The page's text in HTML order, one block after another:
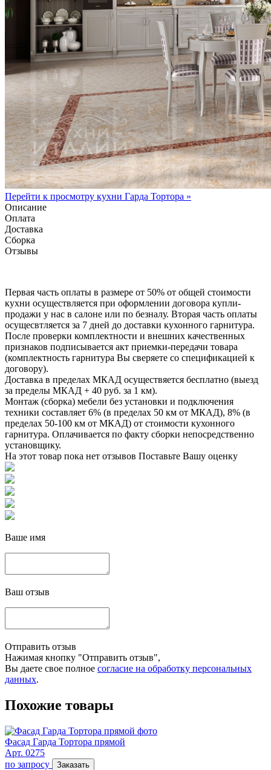
Перейти к просмотру кухни Гарда Тортора »
Описание
Оплата
Доставка
Сборка
Отзывы
Первая часть оплаты в размере от 50% от общей стоимости
кухни осуществляется при оформлении договора купли-
продажи у нас в салоне или по безналу. Вторая часть оплаты
осущесвтляется за 7 дней до доставки кухонного гарнитура.
После проверки комплектности и внешних качественных
признаков подписывается акт приемки-передачи товара
(комплектность гарнитура Вы сверяете со спецификацией к
договору).
Доставка в пределах МКАД осуществяется бесплатно (выезд
за пределы МКАД + 40 руб. за 1 км).
Монтаж (сборка) мебели без установки и подключения
техники составляет 6% (в пределах 50 км от МКАД), 8% (в
пределах 50-100 км от МКАД) от стоимости кухонного
гарнитура. Оплачивается по факту сборки непосредственно
установщику.
На этот товар пока нет отзывов Поставьте Вашу оценку
Ваше имя
Ваш отзыв
Отправить отзыв
Нажимая кнопку "Отправить отзыв",
Вы даете свое полное согласие на обработку персональных
данных.
Похожие товары
Фасад Гарда Тортора прямой
Арт. 0275
по запросу
Заказать